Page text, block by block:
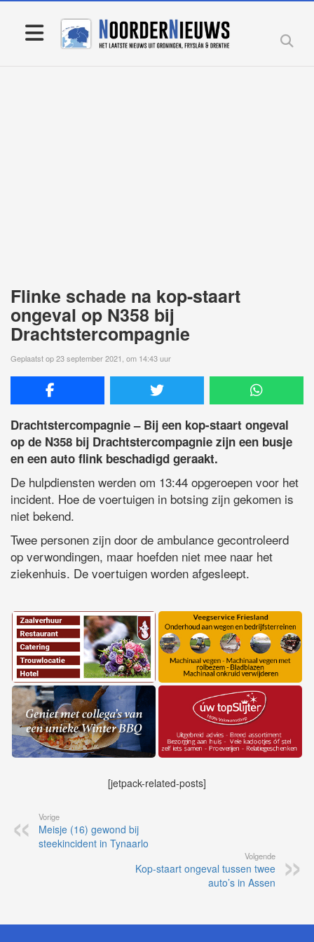
Flinke schade na kop-staart
ongeval op N358 bij
Drachtstercompagnie
Geplaatst op 23 september 2021, om 14:43 uur
Drachtstercompagnie – Bij een kop-staart ongeval
op de N358 bij Drachtstercompagnie zijn een busje
en een auto flink beschadigd geraakt.
De hulpdiensten werden om 13:44 opgeroepen voor het
incident. Hoe de voertuigen in botsing zijn gekomen is
niet bekend.
Twee personen zijn door de ambulance gecontroleerd
op verwondingen, maar hoefden niet mee naar het
ziekenhuis. De voertuigen worden afgesleept.
[jetpack-related-posts]
Vorige
Meisje (16) gewond bij
steekincident in Tynaarlo
Volgende
Kop-staart ongeval tussen twee
auto’s in Assen